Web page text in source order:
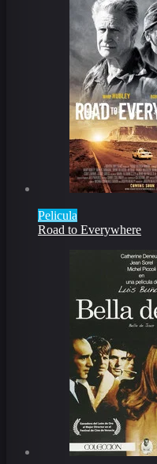
Pelicula
Road to Everywhere